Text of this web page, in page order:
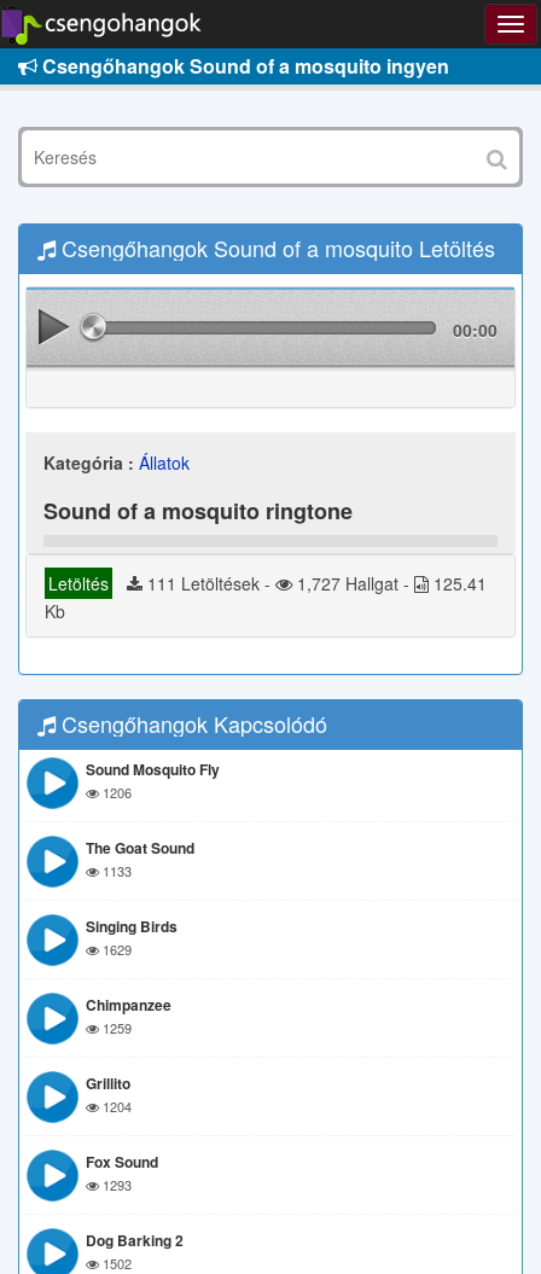
Csengőhangok Sound of a mosquito ingyen
Csengőhangok Sound of a mosquito Letöltés
00:00
Kategória : Állatok
Sound of a mosquito ringtone
Letöltés 111 Letöltések - 1,727 Hallgat -
125.41
Kb
Csengőhangok Kapcsolódó
Sound Mosquito Fly
1206
The Goat Sound
1133
Singing Birds
1629
Chimpanzee
1259
Grillito
1204
Fox Sound
1293
Dog Barking 2
1502